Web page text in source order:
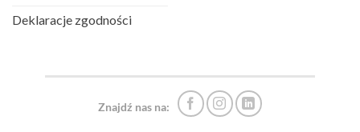
Deklaracje zgodności
Znajdź nas na: